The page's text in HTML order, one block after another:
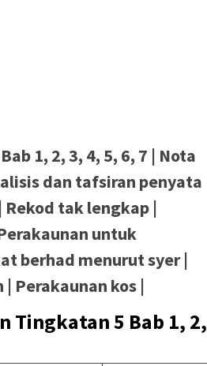
1, 2, 3, 4, 5, 6, 7 | Nota
dan tafsiran penyata
tak lengkap |
untuk
berhad menurut syer |
Perakaunan kos |
Tingkatan 5 Bab 1, 2,